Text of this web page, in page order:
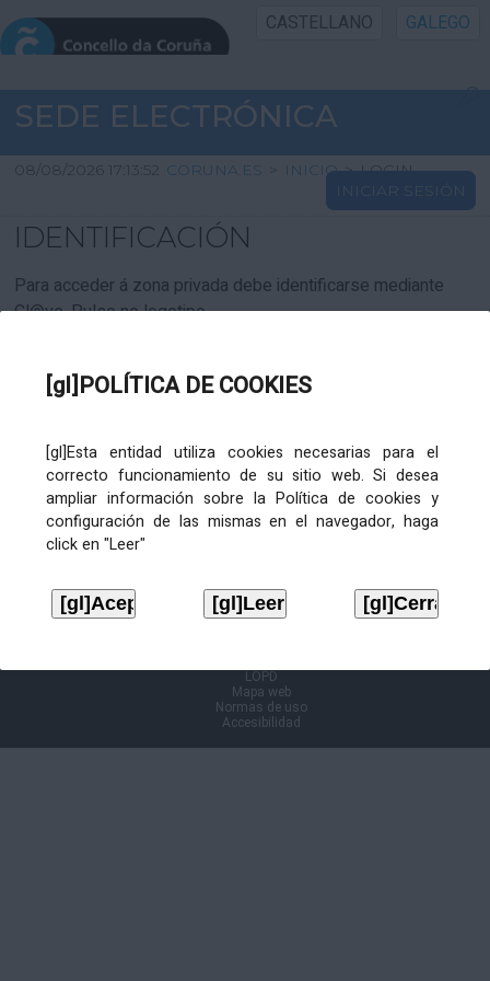
[gl]POLÍTICA DE COOKIES
[gl]Esta entidad utiliza cookies necesarias para el
correcto funcionamiento de su sitio web. Si desea
ampliar información sobre la Política de cookies y
configuración de las mismas en el navegador, haga
click en "Leer"
CASTELLANO GALEGO
INICIO SEDE
INICIO
INFORMACIÓN PÚBLICA
CARTAFOL CIDADÁN
SEDE ELECTRÓNICA
08/08/2026 17:13:52 CORUNA.ES > INICIO > LOGIN
INICIAR SESIÓN
IDENTIFICACIÓN
Para acceder á zona privada debe identificarse mediante
Cl@ve. Pulse no logotipo
LOPD
Mapa web
Normas de uso
Accesibilidad